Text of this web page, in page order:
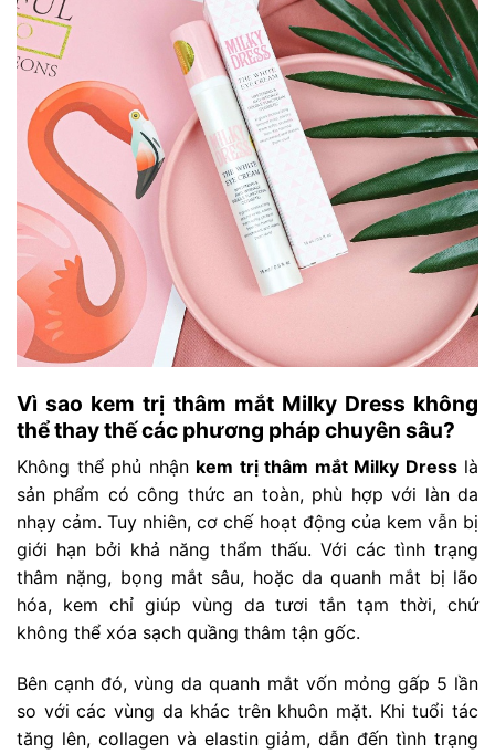
Vì sao kem trị thâm mắt Milky Dress không
thể thay thế các phương pháp chuyên sâu?
Không thể phủ nhận kem trị thâm mắt Milky Dresslà
sản phẩm có công thức an toàn, phù hợp với làn da
nhạy cảm. Tuy nhiên, cơ chế hoạt động của kem vẫn bị
giới hạn bởi khả năng thẩm thấu. Với các tình trạng
thâm nặng, bọng mắt sâu, hoặc da quanh mắt bị lão
hóa, kem chỉ giúp vùng da tươi tắn tạm thời, chứ
không thể xóa sạch quầng thâm tận gốc.
Bên cạnh đó, vùng da quanh mắt vốn mỏng gấp 5 lần
so với các vùng da khác trên khuôn mặt. Khi tuổi tác
tăng lên, collagen và elastin giảm, dẫn đến tình trạng